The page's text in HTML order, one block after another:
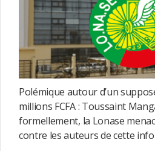
Polémique autour d’un
millions FCFA : Toussaint
formellement, la Lonase
contre les auteurs de cette info